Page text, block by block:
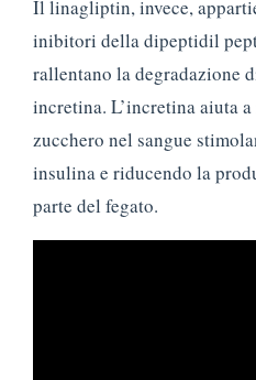
Il linagliptin, invece,
inibitori della dipeptidil
rallentano la degradazione
incretina. L’incretina aiuta
zucchero nel sangue
insulina e riducendo la
parte del fegato.